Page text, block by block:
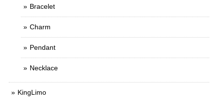
Bracelet
Charm
Pendant
Necklace
KingLimo